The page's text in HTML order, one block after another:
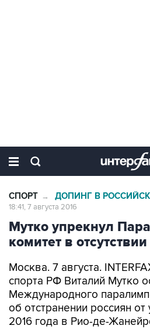
СПОРТ → ДОПИНГ В
18:41, 7 августа 2016
Мутко упрекнул
комитет в
Москва. 7 августа.
спорта РФ Виталий Мутко
Международного
об отстранении россиян от
2016 года в Рио-де-